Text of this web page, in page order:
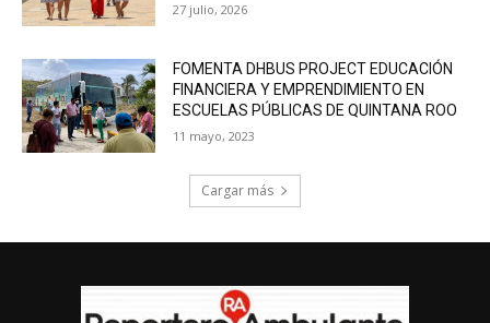
27 julio, 2026
FOMENTA DHBUS PROJECT EDUCACIÓN
FINANCIERA Y EMPRENDIMIENTO EN
ESCUELAS PÚBLICAS DE QUINTANA ROO
11 mayo, 2023
Cargar más